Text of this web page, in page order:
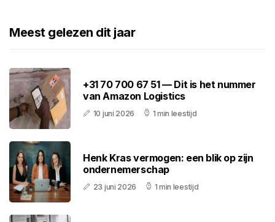
Meest gelezen dit jaar
+31 70 700 67 51 — Dit is het nummer
van Amazon Logistics
10 juni 2026 1 min leestijd
Henk Kras vermogen: een blik op zijn
ondernemerschap
23 juni 2026 1 min leestijd